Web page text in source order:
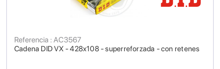
Cadena DID VX - 428x108 - superreforzada - con retenes
Referencia : AC3567